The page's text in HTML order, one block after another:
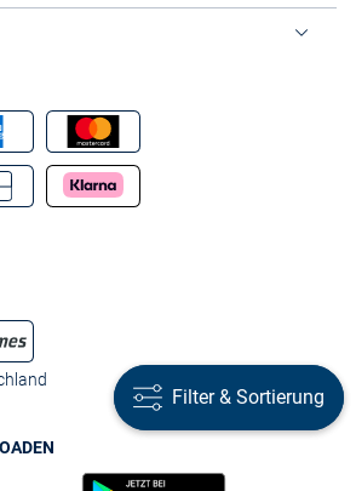
Filter & Sortierung
Filter & Sortierung